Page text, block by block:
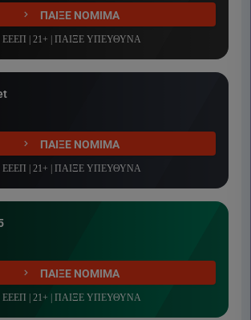
ΠΑΙΞΕ ΝΟΜΙΜΑ
ΕΕΕΠ | 21+ | ΠΑΙΞΕ ΥΠΕΥΘΥΝΑ
ΠΑΙΞΕ ΝΟΜΙΜΑ
ΕΕΕΠ | 21+ | ΠΑΙΞΕ ΥΠΕΥΘΥΝΑ
ΠΑΙΞΕ ΝΟΜΙΜΑ
ΕΕΕΠ | 21+ | ΠΑΙΞΕ ΥΠΕΥΘΥΝΑ